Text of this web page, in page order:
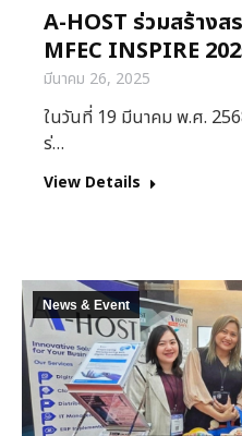
A-HOST ร่วมสร้าง
MFEC INSPIRE
มีนาคม 26, 2025
ในวันที่ 19 มีนาคม พ.ศ.
ร่…
View Details
News & Event